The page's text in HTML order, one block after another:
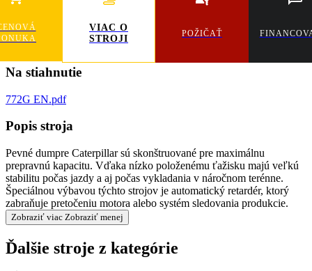
VIAC O
STROJI
POŽIČAŤ
Na stiahnutie
772G EN.pdf
Popis stroja
Pevné dumpre Caterpillar sú skonštruované pre maximálnu
prepravnú kapacitu. Vďaka nízko položenému ťažisku majú veľkú
stabilitu počas jazdy a aj počas vykladania v náročnom terénne.
Špeciálnou výbavou týchto strojov je automatický retardér, ktorý
zabraňuje pretočeniu motora alebo systém sledovania produkcie.
Zobraziť viac Zobraziť menej
Ďalšie stroje z kategórie